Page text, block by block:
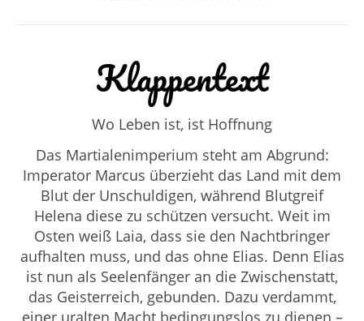
Klappentext
Wo Leben ist, ist Hoffnung
Das Martialenimperium steht am Abgrund:
Imperator Marcus überzieht das Land mit dem
Blut der Unschuldigen, während Blutgreif
Helena diese zu schützen versucht. Weit im
Osten weiß Laia, dass sie den Nachtbringer
aufhalten muss, und das ohne Elias. Denn Elias
ist nun als Seelenfänger an die Zwischenstatt,
das Geisterreich, gebunden. Dazu verdammt,
einer uralten Macht bedingungslos zu dienen –